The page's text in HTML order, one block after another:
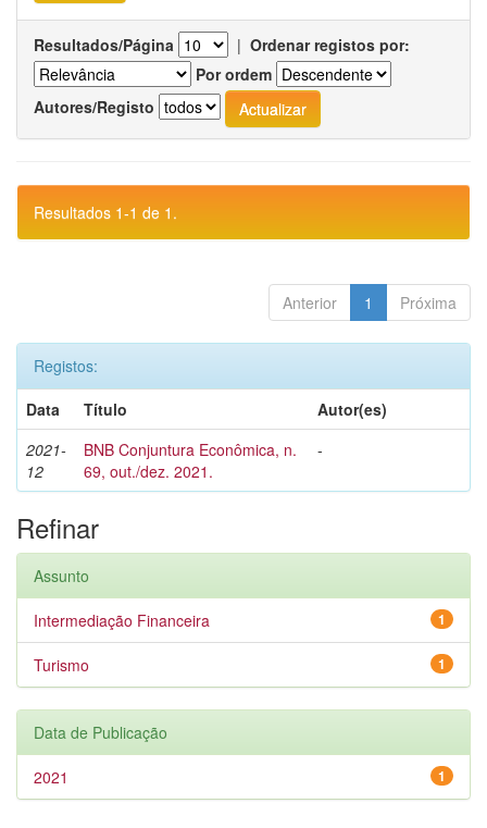
Resultados/Página | Ordenar registos por:
Por ordem
Autores/Registo
Resultados 1-1 de 1.
Anterior 1 Próxima
Registos:
Data
Título
Autor(es)
2021-
12
BNB Conjuntura Econômica, n.
69, out./dez. 2021.
-
Refinar
Assunto
1
Intermediação Financeira
1
Turismo
Data de Publicação
1
2021